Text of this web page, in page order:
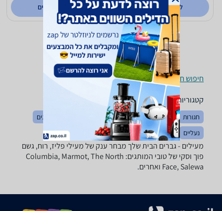
לפרטים נוספים לפרטים נוספים
חיפוש חנויות מעילים לפי עיר
קטגוריות משלימות
חגורות הלבשה כללי כובעים
חולצות וסריגים
נעליים
בגדי ספורט
מעילים - ‏גברים ‏הבית שלך מבחר ענק של מעילי פליז, רוח, גשם
פוך וסקי של טובי המותגים: Columbia, Marmot, The North
Face, Salewa ואחרים.